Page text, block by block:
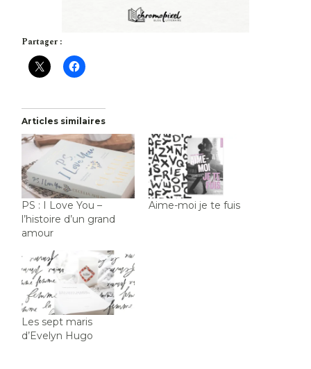
Partager :
Articles similaires
PS : I Love You –
l’histoire d’un grand
amour
Aime-moi je te fuis
Les sept maris
d’Evelyn Hugo